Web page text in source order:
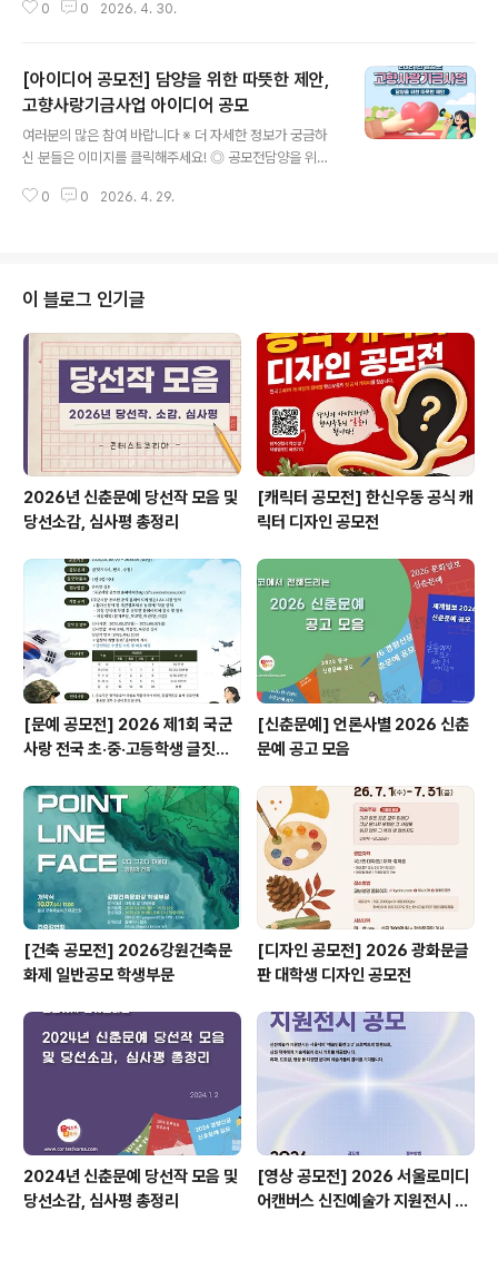
는 모든 순간은 티머LIGO와 함께!매일 걷고, 타고, 내리는
비스들, 이런 기능 있으면 좋겠다는 생각들을 들려주세요
◎ 지원 자격- 공모전 참가자격 제한 없음(나이, 학력, 국적
등 제한 없음)- 개인 또는 팀 단위로 접수 가능 (대학생, 스
타트업 구분 없음) ◎ 접수 일정- 접수일정: 2026.04.16
5.29(수) 예정※ 상기 일정은 공모전 실시 진행 상황에 따..
0 0 2026. 4. 30.
[아이디어 공모전] 담양을 위한 따뜻한 제안,
고향사랑기금사업 아이디어 공모
여러분의 많은 참여 바랍니다 ※ 더 자세한 정보가 궁금하
신 분들은 이미지를 클릭해주세요! ◎ 공모전담양을 위한
상담양군 고향사랑기부제에 관심있는 누구나 ◎ 공모기간
능한, 지역문제 해결과 군민에게 실질적으로 도움이 되는
일반기부사업- 기부자가 원하는 사업을 직접 지정하여 기
부할 수 있는 지정기부사업 ◎ 공모분야- 사회적 취약계층
의 지원 및 청소년 육성 보호- 지역 주민의 문화,예술,보건
증진 - 시민참여, 지원봉사 등 지역공동체 활성화 지원- 그
밖의 주민 복..
0 0 2026. 4. 29.
이 블로그 인기글
2026년 신춘문예 당선작 모음 및
당선소감, 심사평 총정리
[캐릭터 공모전] 한신우동 공식 캐
릭터 디자인 공모전
[문예 공모전] 2026 제1회 국군
사랑 전국 초·중·고등학생 글짓기
[신춘문예] 언론사별 2026 신춘
문예 공고 모음
[건축 공모전] 2026강원건축문
화제 일반공모 학생부문
[디자인 공모전] 2026 광화문글
판 대학생 디자인 공모전
2024년 신춘문예 당선작 모음 및
당선소감, 심사평 총정리
[영상 공모전] 2026 서울로미디
어캔버스 신진예술가 지원전시 공